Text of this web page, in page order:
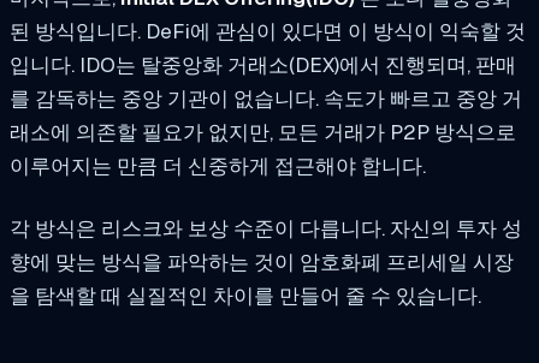
된 방식입니다. DeFi에 관심이 있다면 이 방식이 익숙할 것
입니다. IDO는 탈중앙화 거래소(DEX)에서 진행되며, 판매
를 감독하는 중앙 기관이 없습니다. 속도가 빠르고 중앙 거
래소에 의존할 필요가 없지만, 모든 거래가 P2P 방식으로
이루어지는 만큼 더 신중하게 접근해야 합니다.
각 방식은 리스크와 보상 수준이 다릅니다. 자신의 투자 성
향에 맞는 방식을 파악하는 것이 암호화폐 프리세일 시장
을 탐색할 때 실질적인 차이를 만들어 줄 수 있습니다.